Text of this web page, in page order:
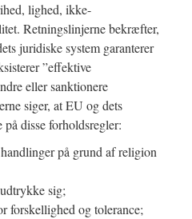
lighed, ikke-
Retningslinjerne bekræfter,
juridiske system garanterer
”effektive
eller sanktionere
siger, at EU og dets
på disse forholdsregler:
på grund af religion
sig;
forskellighed og tolerance;